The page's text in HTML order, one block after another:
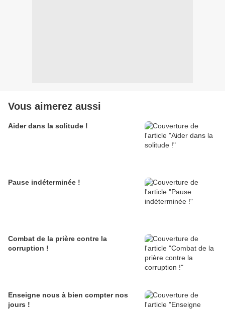
Vous aimerez aussi
Aider dans la solitude !
Pause indéterminée !
Combat de la prière contre la
corruption !
Enseigne nous à bien compter nos
jours !